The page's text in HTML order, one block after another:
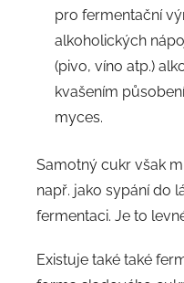
pro fermentační
alkoholických
(pivo, víno atp.)
kvašením
myces.
Samotný cukr však
např. jako sypání do
fermentaci. Je to
Existuje také také